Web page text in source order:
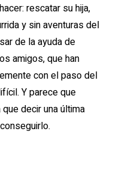
rescatar su hija,
y sin aventuras del
de la ayuda de
amigos, que han
con el paso del
Y parece que
decir una última